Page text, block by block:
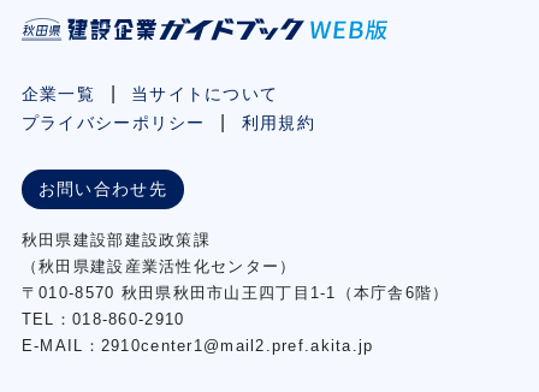
企業一覧
当サイトについて
プライバシーポリシー
利用規約
お問い合わせ先
秋⽥県建設部建設政策課
（秋⽥県建設産業活性化センター）
〒010-8570 秋田県秋田市⼭王四丁⽬1-1（本庁舎6階）
TEL：018-860-2910
E-MAIL：2910center1@mail2.pref.akita.jp